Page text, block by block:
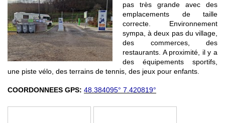
pas très grande avec des
emplacements de taille
correcte. Environnement
sympa, à deux pas du village,
des commerces, des
restaurants. A proximité, il y a
des équipements sportifs,
une piste vélo, des terrains de tennis, des jeux pour enfants.
COORDONNEES GPS: 48.384095° 7.420819°